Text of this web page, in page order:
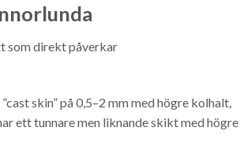
som direkt påverkar
skin” på 0,5–2 mm med högre kolhalt,
ett tunnare men liknande skikt med högre